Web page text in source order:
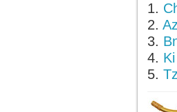
1.
2.
3.
4.
5.